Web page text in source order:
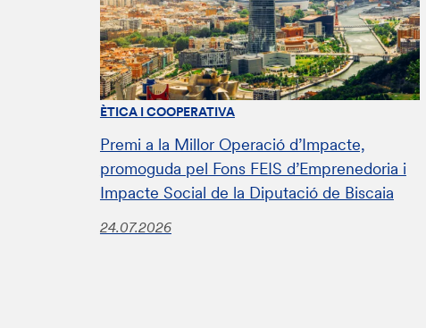
ÈTICA I COOPERATIVA
Premi a la Millor Operació d’Impacte,
promoguda pel Fons FEIS d’Emprenedoria i
Impacte Social de la Diputació de Biscaia
24.07.2026